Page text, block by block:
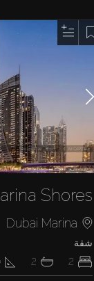
Shores
Dubai Marina
شقة
2
2